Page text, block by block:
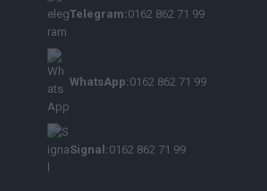
Telegram:0162 862 71 99
WhatsApp:0162 862 71 99
Signal:0162 862 71 99